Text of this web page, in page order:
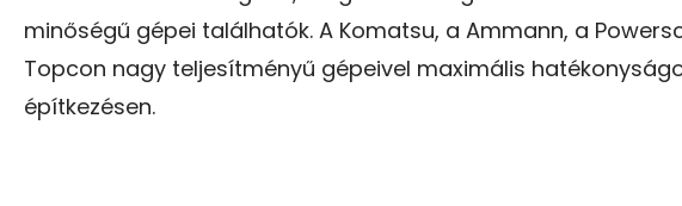
minőségű gépei találhatók. A Komatsu, a Ammann, a
Topcon nagy teljesítményű gépeivel maximális
építkezésen.